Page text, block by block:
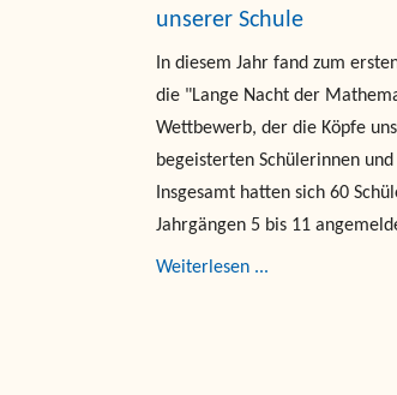
unserer Schule
In diesem Jahr fand zum
die "Lange Nacht der
Wettbewerb, der die Köpfe
begeisterten Schülerinnen
Insgesamt hatten sich 60
Jahrgängen 5 bis 11
Weiterlesen ...